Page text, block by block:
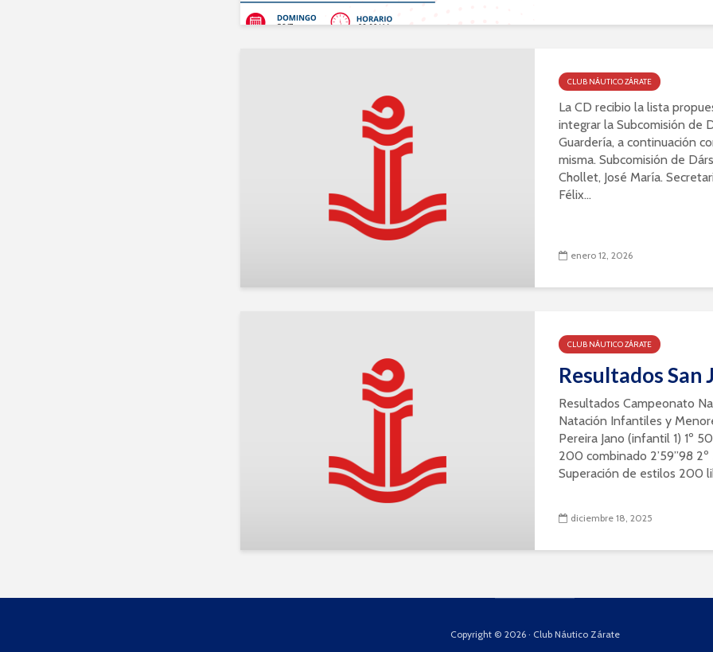
CLUB NÁUTICO ZÁRATE
La CD recibio la lista
integrar la Subcomisión de
Guardería, a continuación
misma. Subcomisión de
Chollet, José María.
Félix...
enero 12, 2026
CLUB NÁUTICO ZÁRATE
Resultados San
Resultados Campeonato
Natación Infantiles y
Pereira Jano (infantil 1) 1º
200 combinado 2’59”98
Superación de estilos 200
diciembre 18, 2025
Copyright © 2026 · Club Náutico Zárate